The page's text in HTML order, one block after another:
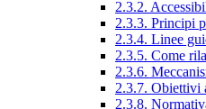
2.3.2.
2.3.3. Principi
2.3.4. Linee
2.3.5. Come
2.3.6.
2.3.7. Obiettivi
2.3.8.